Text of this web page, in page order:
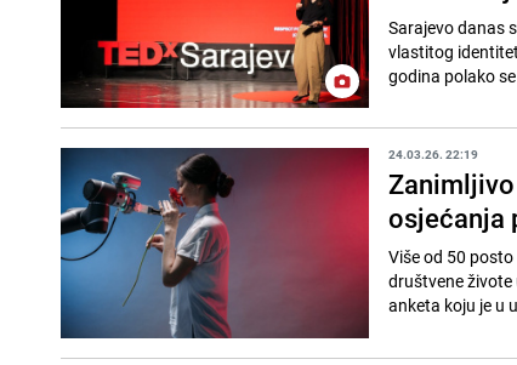
Sarajevo danas
vlastitog
godina polako
24.03.26. 22:19
osjećanja
Više od 50
društvene živote
anketa koju je u